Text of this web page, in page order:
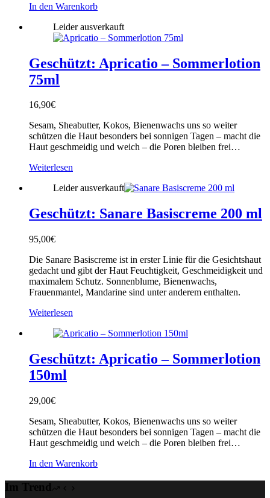
In den Warenkorb
Leider ausverkauft
Geschützt: Apricatio – Sommerlotion
75ml
16,90€
Sesam, Sheabutter, Kokos, Bienenwachs uns so weiter
schützen die Haut besonders bei sonnigen Tagen – macht die
Haut geschmeidig und weich – die Poren bleiben frei…
Weiterlesen
Leider ausverkauft
Geschützt: Sanare Basiscreme 200 ml
95,00€
Die Sanare Basiscreme ist in erster Linie für die Gesichtshaut
gedacht und gibt der Haut Feuchtigkeit, Geschmeidigkeit und
maximalem Schutz. Sonnenblume, Bienenwachs,
Frauenmantel, Mandarine sind unter anderem enthalten.
Weiterlesen
Geschützt: Apricatio – Sommerlotion
150ml
29,00€
Sesam, Sheabutter, Kokos, Bienenwachs uns so weiter
schützen die Haut besonders bei sonnigen Tagen – macht die
Haut geschmeidig und weich – die Poren bleiben frei…
In den Warenkorb
Im Trend